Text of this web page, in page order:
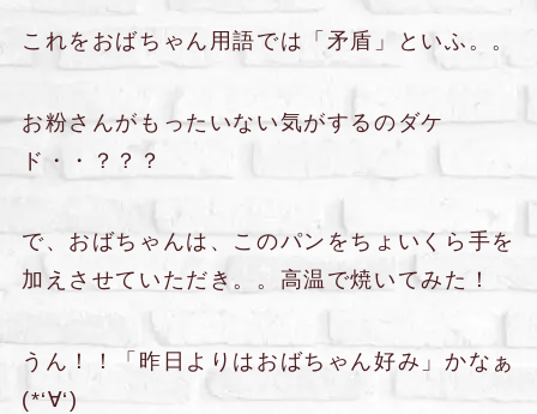
これをおばちゃん用語では「矛盾」といふ。。
お粉さんがもったいない気がするのダケ
ド・・？？？
で、おばちゃんは、このパンをちょいくら手を
加えさせていただき。。高温で焼いてみた！
うん！！「昨日よりはおばちゃん好み」かなぁ
(*‘∀‘)